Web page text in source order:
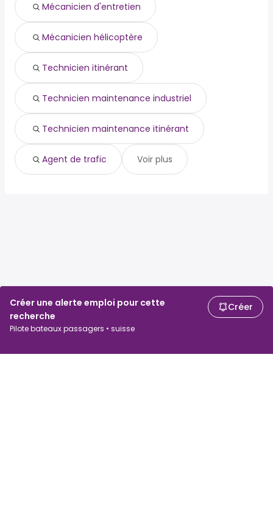
Créer une alerte emploi pour cette
recherche
Pilote bateaux passagers • suisse
Créer
Mécanicien d'entretien
Mécanicien hélicoptère
Technicien itinérant
Technicien maintenance industriel
Technicien maintenance itinérant
Agent de trafic Voir plus